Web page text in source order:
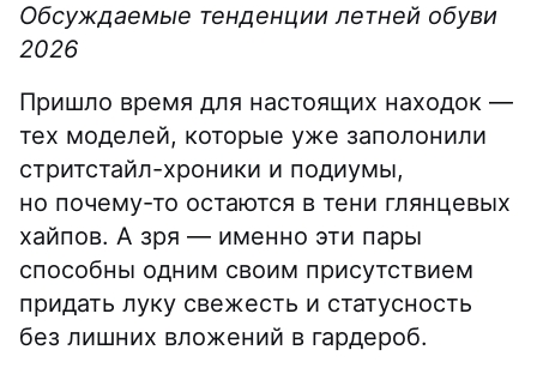
Обсуждаемые тенденции летней обуви
2026
Пришло время для настоящих находок —
тех моделей, которые уже заполонили
стритстайл-хроники и подиумы,
но почему-то остаются в тени глянцевых
хайпов. А зря — именно эти пары
способны одним своим присутствием
придать луку свежесть и статусность
без лишних вложений в гардероб.